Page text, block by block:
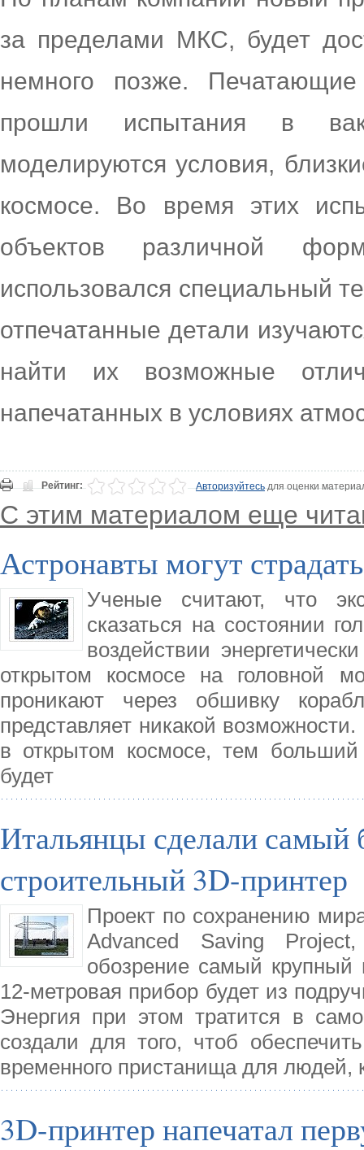
за пределами МКС, будет
немного позже.
прошли испытания в
моделируются условия,
космосе. Во время этих
объектов различной
использовался специальный
отпечатанные детали
найти их возможные
напечатанных в условиях
Рейтинг: Авторизуйтесьдля оценки
С этим материалом еще
Астронавты могут
Ученые считают, что
сказаться на состоянии
воздействии
открытом космосе на головной
проникают через обшивку
представляет никакой
в открытом космосе, тем больший
будет
Итальянцы сделали
строительный 3D-принтер
Проект по сохранению
Advanced Saving
обозрение самый
12-метровая прибор будет из
Энергия при этом тратится в
создали для того, чтоб
временного пристанища для людей,
3D-принтер напечатал